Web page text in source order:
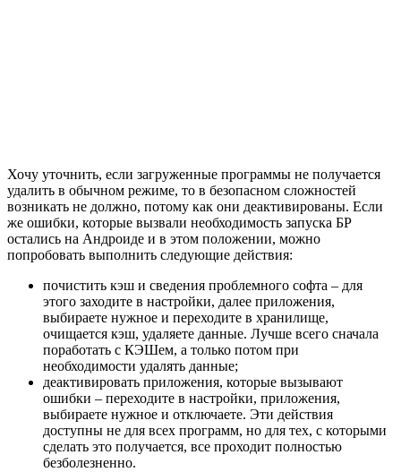
Хочу уточнить, если загруженные программы не получается
удалить в обычном режиме, то в безопасном сложностей
возникать не должно, потому как они деактивированы. Если
же ошибки, которые вызвали необходимость запуска БР
остались на Андроиде и в этом положении, можно
попробовать выполнить следующие действия:
почистить кэш и сведения проблемного софта – для
этого заходите в настройки, далее приложения,
выбираете нужное и переходите в хранилище,
очищается кэш, удаляете данные. Лучше всего сначала
поработать с КЭШем, а только потом при
необходимости удалять данные;
деактивировать приложения, которые вызывают
ошибки – переходите в настройки, приложения,
выбираете нужное и отключаете. Эти действия
доступны не для всех программ, но для тех, с которыми
сделать это получается, все проходит полностью
безболезненно.